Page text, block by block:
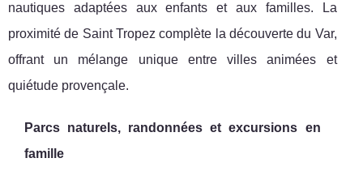
nautiques adaptées aux enfants et aux familles. La
proximité de Saint Tropez complète la découverte du Var,
offrant un mélange unique entre villes animées et
quiétude provençale.
Parcs naturels, randonnées et excursions en
famille